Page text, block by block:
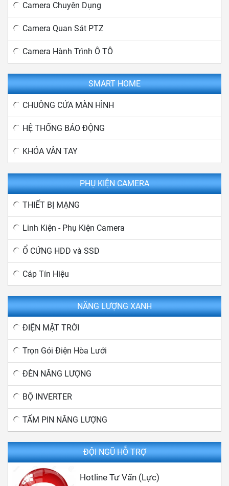
Camera Chuyên Dụng
Camera Quan Sát PTZ
Camera Hành Trình Ô TÔ
SMART HOME
CHUÔNG CỬA MÀN HÌNH
HỆ THỐNG BÁO ĐỘNG
KHÓA VÂN TAY
PHỤ KIỆN CAMERA
THIẾT BỊ MẠNG
Linh Kiện - Phụ Kiện Camera
Ổ CỨNG HDD và SSD
Cáp Tín Hiệu
NĂNG LƯỢNG XANH
ĐIỆN MẶT TRỜI
Trọn Gói Điện Hòa Lưới
ĐÈN NĂNG LƯỢNG
BỘ INVERTER
TẤM PIN NĂNG LƯỢNG
ĐỘI NGŨ HỖ TRỢ
Hotline Tư Vấn (Lực)